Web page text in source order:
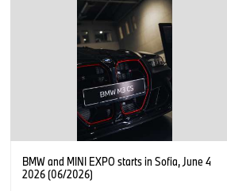
BMW and MINI EXPO starts in Sofia, June 4
2026 (06/2026)